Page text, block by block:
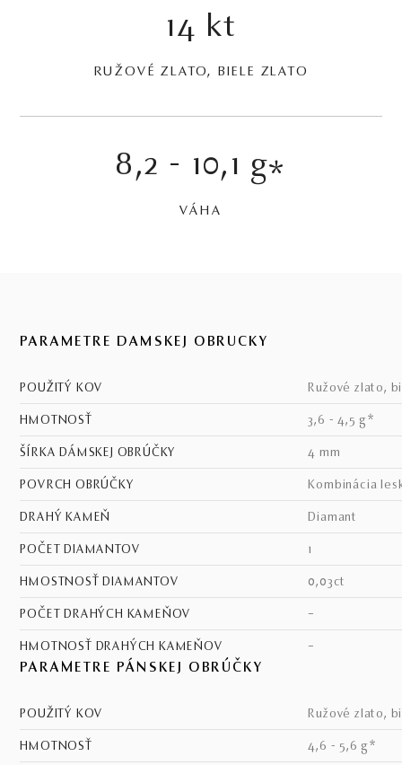
14 kt
RUŽOVÉ ZLATO, BIELE ZLATO
8,2 - 10,1 g*
VÁHA
PARAMETRE DÁMSKEJ OBRÚČKY
POUŽITÝ KOV ružové zlato,
HMOTNOSŤ 3,6 - 4,5 g*
ŠÍRKA DÁMSKEJ OBRÚČKY 4 mm
POVRCH OBRÚČKY kombinácia
DRAHÝ KAMEŇ diamant
POČET DIAMANTOV 1
HMOSTNOSŤ DIAMANTOV 0,03ct
POČET DRAHÝCH KAMEŇOV –
HMOTNOSŤ DRAHÝCH KAMEŇOV –
PARAMETRE PÁNSKEJ OBRÚČKY
POUŽITÝ KOV ružové zlato,
HMOTNOSŤ 4,6 - 5,6 g*